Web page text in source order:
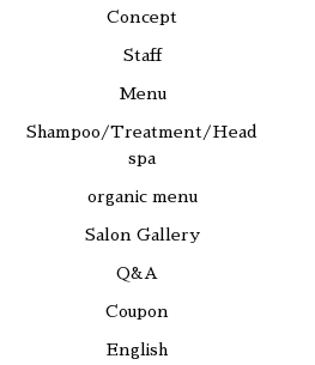
Concept
Staff
Menu
Shampoo/Treatment/Head
spa
organic menu
Salon Gallery
Q&A
Coupon
English